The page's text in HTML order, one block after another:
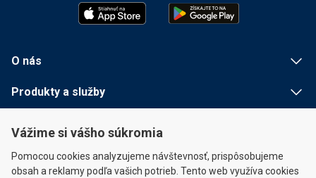
Vážime si vášho súkromia
Pomocou cookies analyzujeme návštevnosť, prispôsobujeme
obsah a reklamy podľa vašich potrieb. Tento web využíva cookies
O nás
Produkty a služby
Rychlé odkazy